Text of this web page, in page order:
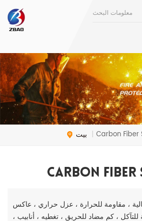
بيت | Carbon Fiber
Carbon Fiber
، مقاومة للحرارة ، عزل حراري ، عاكس
، كم مضاد للحريق ، تغطيه ، أنابيب ،